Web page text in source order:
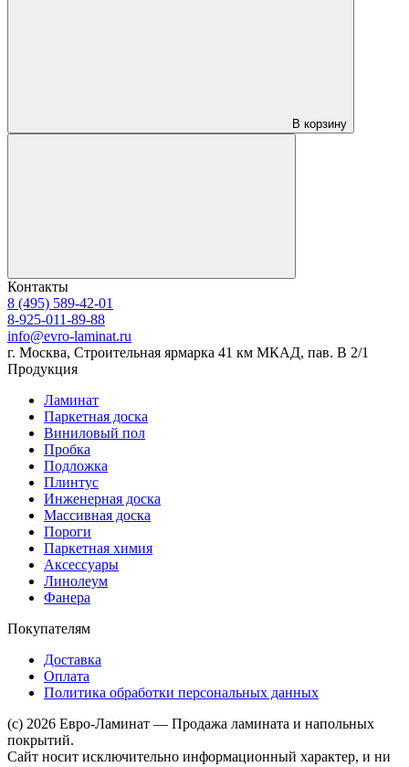
В корзину
Контакты
8 (495) 589-42-01
8-925-011-89-88
info@evro-laminat.ru
г. Москва, Строительная ярмарка 41 км МКАД, пав. В 2/1
Продукция
Ламинат
Паркетная доска
Виниловый пол
Пробка
Подложка
Плинтус
Инженерная доска
Массивная доска
Пороги
Паркетная химия
Аксессуары
Линолеум
Фанера
Покупателям
Доставка
Оплата
Политика обработки персональных данных
(c) 2026 Евро-Ламинат — Продажа ламината и напольных
покрытий.
Сайт носит исключительно информационный характер, и ни